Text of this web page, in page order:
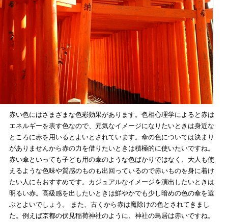
赤い色にはさまざまな色彩効果があります。色相心理学によると赤は
エネルギーを表す色なので、元気なイメージになりたいときは身近な
ところに赤を用いるとよいとされています。傘の色については決まり
がありませんから赤の力を借りたいときは積極的に使いたいですね。
赤い傘といっても子ども用の傘のような色ばかりではなく、大人も使
えるような色味や質感のものも出回っているので赤いものを身に着け
たい人にもおすすめです。カジュアルなイメージを演出したいときは
明るい赤。高級感を出したいときは鮮やかでも少し暗めの色の傘を選
ぶとよいでしょう。 また、古くから赤は魔除けの色とされてきまし
た。例えば京都の伏見稲荷神社のように、神社の鳥居は赤いですね。